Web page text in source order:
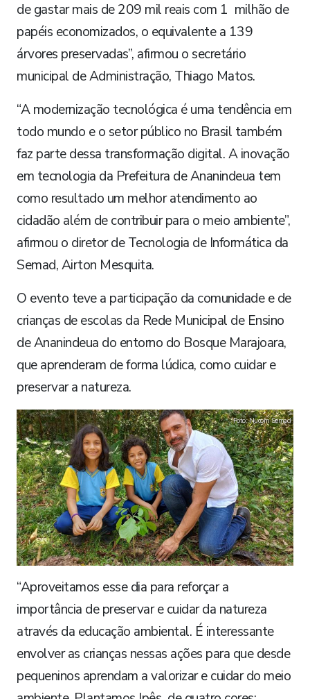
de gastar mais de 209 mil reais com 1 milhão de
papéis economizados, o equivalente a 139
árvores preservadas”, afirmou o secretário
municipal de Administração, Thiago Matos.
“A modernização tecnológica é uma tendência em
todo mundo e o setor público no Brasil também
faz parte dessa transformação digital. A inovação
em tecnologia da Prefeitura de Ananindeua tem
como resultado um melhor atendimento ao
cidadão além de contribuir para o meio ambiente”,
afirmou o diretor de Tecnologia de Informática da
Semad, Airton Mesquita.
O evento teve a participação da comunidade e de
crianças de escolas da Rede Municipal de Ensino
de Ananindeua do entorno do Bosque Marajoara,
que aprenderam de forma lúdica, como cuidar e
preservar a natureza.
Foto: Nucom Semad
“Aproveitamos esse dia para reforçar a
importância de preservar e cuidar da natureza
através da educação ambiental. É interessante
envolver as crianças nessas ações para que desde
pequeninos aprendam a valorizar e cuidar do meio